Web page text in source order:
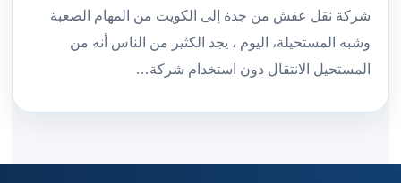
شركة نقل عفش من جدة إلى الكويت من المهام الصعبة
وشبه المستحيلة، اليوم ، يجد الكثير من الناس أنه من
المستحيل الانتقال دون استخدام شركة…